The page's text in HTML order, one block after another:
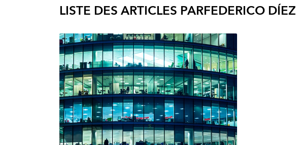
LISTE DES ARTICLES PARFEDERICO DÍEZ